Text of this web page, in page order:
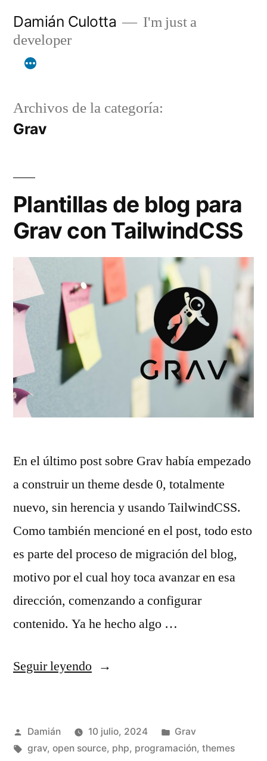
contenido
Damián Culotta
I'm just a
developer
Archivos de la categoría:
Grav
Plantillas de blog para
Grav con TailwindCSS
En el último post sobre Grav había empezado
a construir un theme desde 0, totalmente
nuevo, sin herencia y usando TailwindCSS.
Como también mencioné en el post, todo esto
es parte del proceso de migración del blog,
motivo por el cual hoy toca avanzar en esa
dirección, comenzando a configurar
contenido. Ya he hecho algo …
Seguir leyendo«Plantillas
para
Publicado
por
Damián 10 julio, 2024
Publicado
en
Grav
Etiquetas:
grav, open source, php, programación, themes